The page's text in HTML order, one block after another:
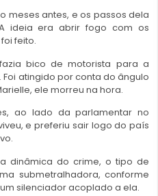
meses antes, e os passos dela
ideia era abrir fogo com os
feito.
bico de motorista para a
atingido por conta do ângulo
ele morreu na hora.
ao lado da parlamentar no
e preferiu sair logo do país
dinâmica do crime, o tipo de
submetralhadora, conforme
silenciador acoplado a ela.